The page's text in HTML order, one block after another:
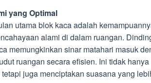
yang Optimal
utama blok kaca adalah
alami di dalam ruangan.
memungkinkan sinar matahari masuk
ruangan secara efisien. Ini tidak
juga menciptakan suasana yang